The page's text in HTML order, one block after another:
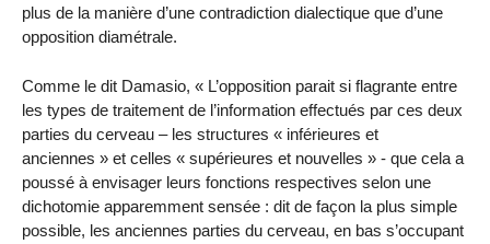
plus de la manière d’une contradiction dialectique que d’une
opposition diamétrale.
Comme le dit Damasio, « L’opposition parait si flagrante entre
les types de traitement de l’information effectués par ces deux
parties du cerveau – les structures « inférieures et
anciennes » et celles « supérieures et nouvelles » - que cela a
poussé à envisager leurs fonctions respectives selon une
dichotomie apparemment sensée : dit de façon la plus simple
possible, les anciennes parties du cerveau, en bas s’occupant